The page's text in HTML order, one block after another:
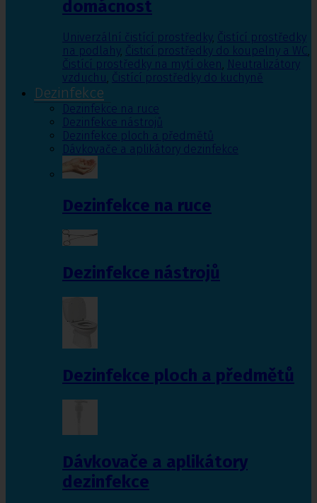
domácnost
Univerzální čistící prostředky, Čistící prostředky
na podlahy, Čisticí prostředky do koupelny a WC,
Čistící prostředky na mytí oken, Neutralizátory
vzduchu, Čistící prostředky do kuchyně
Dezinfekce
Dezinfekce na ruce
Dezinfekce nástrojů
Dezinfekce ploch a předmětů
Dávkovače a aplikátory dezinfekce
Dezinfekce na ruce
Dezinfekce nástrojů
Dezinfekce ploch a předmětů
Dávkovače a aplikátory
dezinfekce